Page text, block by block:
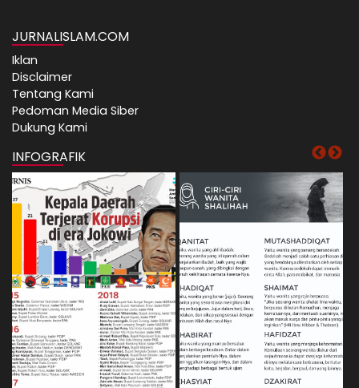
JURNALISLAM.COM
Iklan
Disclaimer
Tentang Kami
Pedoman Media Siber
Dukung Kami
INFOGRAFIK